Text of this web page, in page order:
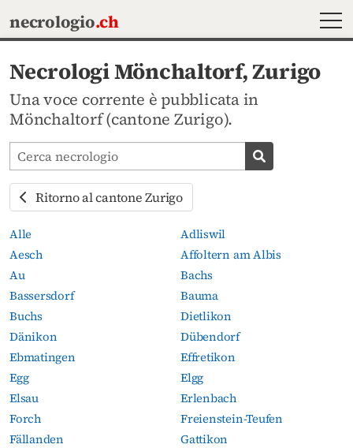
necrologio.ch
Necrologi Mönchaltorf, Zurigo
Una voce corrente è pubblicata in
Mönchaltorf (cantone Zurigo).
Cerca avvisi mortuari
Cerca
Ritorno al cantone Zurigo
Alle
Adliswil
Aesch
Affoltern am Albis
Au
Bachs
Bassersdorf
Bauma
Buchs
Dietlikon
Dänikon
Dübendorf
Ebmatingen
Effretikon
Egg
Elgg
Elsau
Erlenbach
Forch
Freienstein-Teufen
Fällanden
Gattikon